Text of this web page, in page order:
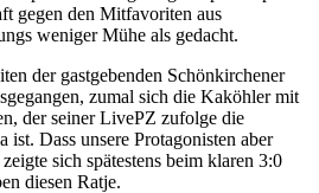
gegen den Mitfavoriten aus
weniger Mühe als gedacht.
der gastgebenden Schönkirchener
zumal sich die Kaköhler mit
der seiner LivePZ zufolge die
ist. Dass unsere Protagonisten aber
sich spätestens beim klaren 3:0
diesen Ratje.